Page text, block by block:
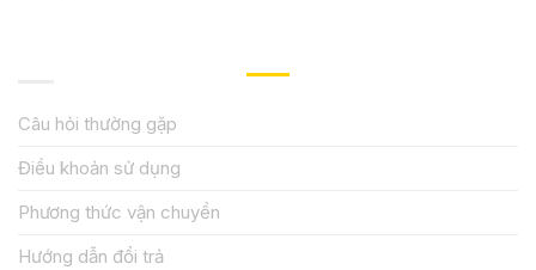
Câu hỏi thường gặp
Điều khoản sử dụng
Phương thức vận chuyển
Hướng dẫn đổi trả